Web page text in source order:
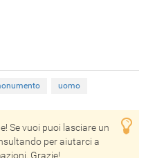
uomo
Se vuoi puoi lasciare un
per aiutarci a
Grazie!